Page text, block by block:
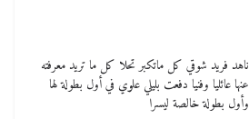
ناهد فريد شوقي كل ماتكبر تحلا كل ما تريد معرفته
عنها عائليا وفنيا دفعت بليلي علوي في أول بطولة لها
وأول بطولة خالصة ليسرا